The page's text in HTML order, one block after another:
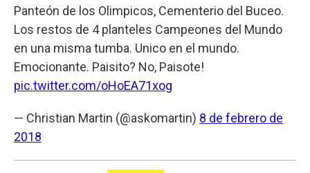
Panteón de los Olimpicos, Cementerio del Buceo.
Los restos de 4 planteles Campeones del Mundo
en una misma tumba. Unico en el mundo.
Emocionante. Paisito? No, Paisote!
pic.twitter.com/oHoEA71xog
— Christian Martin (@askomartin) 8 de febrero de
2018